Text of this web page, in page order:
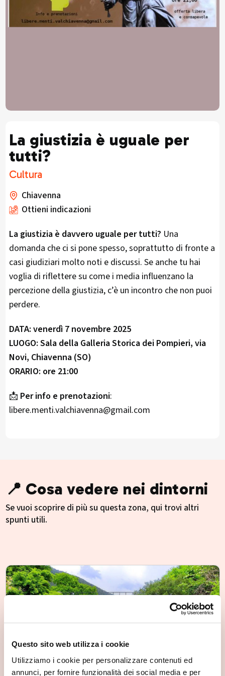
Questo sito web utilizza i cookie
Utilizziamo i cookie per personalizzare contenuti ed
annunci, per fornire funzionalità dei social media e per
La giustizia è uguale per
tutti?
Cultura
Chiavenna
Ottieni indicazioni
La giustizia è davvero uguale per tutti? Una
domanda che ci si pone spesso, soprattutto di fronte a
casi giudiziari molto noti e discussi. Se anche tu hai
voglia di riflettere su come i media influenzano la
percezione della giustizia, c’è un incontro che non puoi
perdere.
DATA: venerdì 7 novembre 2025
LUOGO: Sala della Galleria Storica dei Pompieri, via
Novi, Chiavenna (SO)
ORARIO: ore 21:00
📩 Per info e prenotazioni:
libere.menti.valchiavenna@gmail.com
📍 Cosa vedere nei dintorni
Se vuoi scoprire di più su questa zona, qui trovi altri
spunti utili.